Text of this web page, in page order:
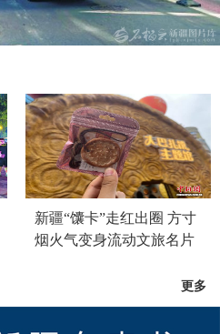
新疆“馕卡”走红出圈 方寸
烟火气变身流动文旅名片
更多